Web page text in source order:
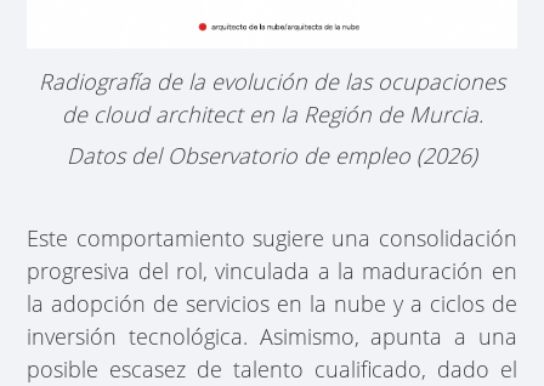
Radiografía de la evolución de las ocupaciones
de cloud architect en la Región de Murcia.
Datos del Observatorio de empleo (2026)
Este comportamiento sugiere una consolidación
progresiva del rol, vinculada a la maduración en
la adopción de servicios en la nube y a ciclos de
inversión tecnológica. Asimismo, apunta a una
posible escasez de talento cualificado, dado el